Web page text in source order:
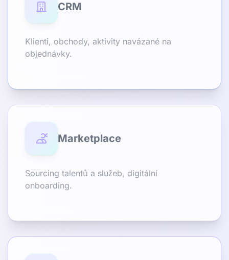
CRM
Klienti, obchody, aktivity navázané na
objednávky.
Marketplace
Sourcing talentů a služeb, digitální
onboarding.